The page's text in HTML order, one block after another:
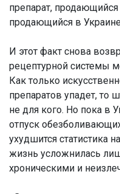
препарат,
продающийся в
И этот факт снова
рецептурной системы
Как только
препаратов упадет, то
не для кого. Но пока в
отпуск
ухудшится статистика
жизнь усложнилась
хроническими и